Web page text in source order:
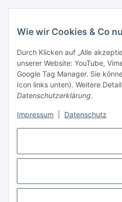
Wie wir Cookies & Co
Durch Klicken auf „Alle
unserer Website: YouTube,
Google Tag Manager. Sie
Icon links unten). Weitere
Datenschutzerklärung.
Impressum Datenschutz